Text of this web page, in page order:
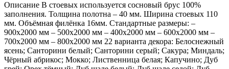
Описание В стоевых используется сосновый брус 100%
заполнения. Толщина полотна – 40 мм. Ширина стоевых 110
мм. Объёмная филёнка 16мм. Стандартные размеры: –
900х2000 мм – 500х2000 мм – 400х2000 мм – 600х2000 мм –
700х2000 мм – 800х2000 мм 22 варианта декора: Белоснежный
ясень; Санторини белый; Санторини серый; Сакура; Миндаль;
Чёрный абрикос; Мокко; Лиственница белая; Капучино; Дуб